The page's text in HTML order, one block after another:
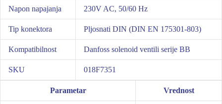
Napon napajanja 230V AC, 50/60 Hz
Tip konektora Pljosnati DIN (DIN EN 175301-803)
Kompatibilnost Danfoss solenoid ventili serije BB
SKU 018F7351
Parametar Vrednost